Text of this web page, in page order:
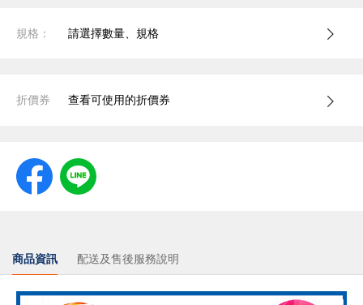
規格： 請選擇數量、規格
折價券 查看可使用的折價券
商品資訊 配送及售後服務說明